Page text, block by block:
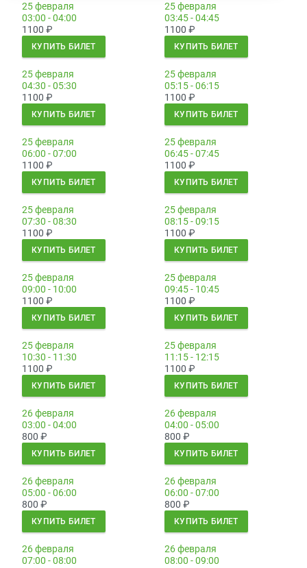
25 февраля
03:00 - 04:00
1100 ₽
КУПИТЬ БИЛЕТ
25 февраля
03:45 - 04:45
1100 ₽
КУПИТЬ БИЛЕТ
25 февраля
04:30 - 05:30
1100 ₽
КУПИТЬ БИЛЕТ
25 февраля
05:15 - 06:15
1100 ₽
КУПИТЬ БИЛЕТ
25 февраля
06:00 - 07:00
1100 ₽
КУПИТЬ БИЛЕТ
25 февраля
06:45 - 07:45
1100 ₽
КУПИТЬ БИЛЕТ
25 февраля
07:30 - 08:30
1100 ₽
КУПИТЬ БИЛЕТ
25 февраля
08:15 - 09:15
1100 ₽
КУПИТЬ БИЛЕТ
25 февраля
09:00 - 10:00
1100 ₽
КУПИТЬ БИЛЕТ
25 февраля
09:45 - 10:45
1100 ₽
КУПИТЬ БИЛЕТ
25 февраля
10:30 - 11:30
1100 ₽
КУПИТЬ БИЛЕТ
25 февраля
11:15 - 12:15
1100 ₽
КУПИТЬ БИЛЕТ
26 февраля
03:00 - 04:00
800 ₽
КУПИТЬ БИЛЕТ
26 февраля
04:00 - 05:00
800 ₽
КУПИТЬ БИЛЕТ
26 февраля
05:00 - 06:00
800 ₽
КУПИТЬ БИЛЕТ
26 февраля
06:00 - 07:00
800 ₽
КУПИТЬ БИЛЕТ
26 февраля
07:00 - 08:00
26 февраля
08:00 - 09:00